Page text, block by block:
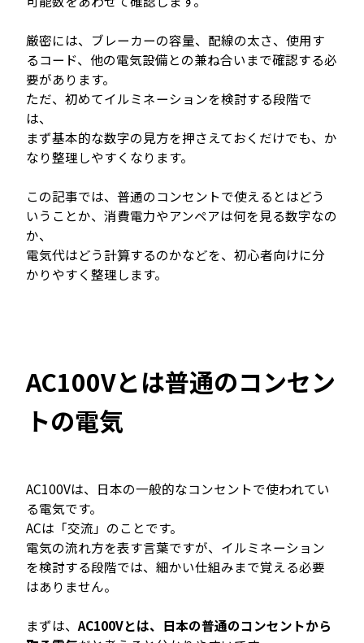
厳密には、ブレーカーの容量、配線の太さ、使用す
るコード、他の電気設備との兼ね合いまで確認する必
要があります。
ただ、初めてイルミネーションを検討する段階で
は、
まず基本的な数字の見方を押さえておくだけでも、か
なり整理しやすくなります。
この記事では、普通のコンセントで使えるとはどう
いうことか、消費電力やアンペアは何を見る数字なの
か、
電気代はどう計算するのかなどを、初心者向けに分
かりやすく整理します。
AC100Vとは普通のコンセン
トの電気
AC100Vは、日本の一般的なコンセントで使われてい
る電気です。
ACは「交流」のことです。
電気の流れ方を表す言葉ですが、イルミネーション
を検討する段階では、細かい仕組みまで覚える必要
はありません。
まずは、AC100Vとは、日本の普通のコンセントから